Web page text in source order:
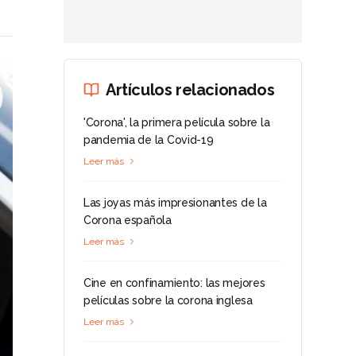
Artículos relacionados
'Corona', la primera película sobre la
pandemia de la Covid-19
Leer más
Las joyas más impresionantes de la
Corona española
Leer más
Cine en confinamiento: las mejores
películas sobre la corona inglesa
Leer más